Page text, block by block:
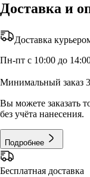
Доставка и
Доставка
Пн-пт с 10:00 до
Минимальный заказ
Вы можете заказать
без учёта нанесения.
Подробнее
Бесплатная доставка